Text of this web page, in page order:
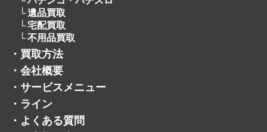
遺品買取
宅配買取
不用品買取
・ 買取方法
・ 会社概要
・ サービスメニュー
・ ライン
・ よくある質問